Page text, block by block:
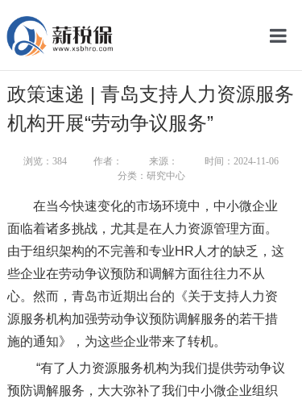
网
政策速递 | 青岛支持人力资源服务
机构开展“劳动争议服务”
浏览： 384 作者： 来源：
时间：2024-11-06
分类：研究中心
在当今快速变化的市场环境中，中小微企业
面临着诸多挑战，尤其是在人力资源管理方面。
由于组织架构的不完善和专业HR人才的缺乏，这
些企业在劳动争议预防和调解方面往往力不从
心。然而，青岛市近期出台的《关于支持人力资
源服务机构加强劳动争议预防调解服务的若干措
施的通知》，为这些企业带来了转机。
“有了人力资源服务机构为我们提供劳动争议
预防调解服务，大大弥补了我们中小微企业组织